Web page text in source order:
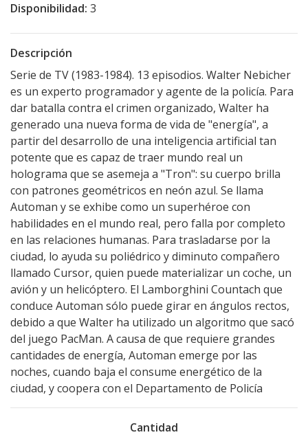
Disponibilidad: 3
Descripción
Serie de TV (1983-1984). 13 episodios. Walter Nebicher
es un experto programador y agente de la policía. Para
dar batalla contra el crimen organizado, Walter ha
generado una nueva forma de vida de "energía", a
partir del desarrollo de una inteligencia artificial tan
potente que es capaz de traer mundo real un
holograma que se asemeja a "Tron": su cuerpo brilla
con patrones geométricos en neón azul. Se llama
Automan y se exhibe como un superhéroe con
habilidades en el mundo real, pero falla por completo
en las relaciones humanas. Para trasladarse por la
ciudad, lo ayuda su poliédrico y diminuto compañero
llamado Cursor, quien puede materializar un coche, un
avión y un helicóptero. El Lamborghini Countach que
conduce Automan sólo puede girar en ángulos rectos,
debido a que Walter ha utilizado un algoritmo que sacó
del juego PacMan. A causa de que requiere grandes
cantidades de energía, Automan emerge por las
noches, cuando baja el consume energético de la
ciudad, y coopera con el Departamento de Policía
Cantidad